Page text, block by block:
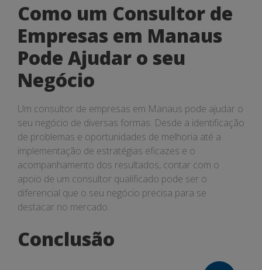
Como um Consultor de
Empresas em Manaus
Pode Ajudar o seu
Negócio
Um consultor de empresas em Manaus pode ajudar o
seu negócio de diversas formas. Desde a identificação
de problemas e oportunidades de melhoria até a
implementação de estratégias eficazes e o
acompanhamento dos resultados, contar com o
apoio de um consultor qualificado pode ser o
diferencial que o seu negócio precisa para se
destacar no mercado.
Conclusão